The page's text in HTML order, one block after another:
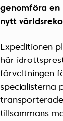
genomföra en
nytt
Expeditionen
här
förvaltningen
specialisterna
tillsammans